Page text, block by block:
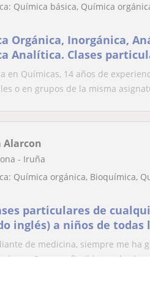
Química básica, Química
Orgánica, Inorgánica,
Analítica. Clases
y Bachillerato
en Químicas, 14 años de
o en grupos de la misma
Alarcon
- Iruña
Química orgánica, Bioquímica,
particulares de
inglés) a niños de todas
nivel
de medicina, siempre me ha
clases. Soy muy flexible con los